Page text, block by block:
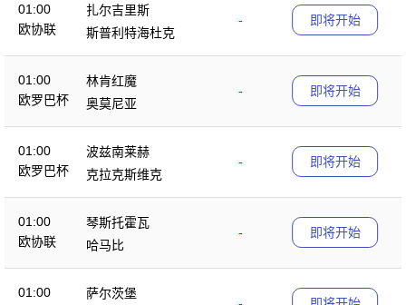
01:00
欧协联
扎尔吉里斯
-
斯普利特海杜克
即将开始
01:00
欧罗巴杯
林肯红魔
-
奥莫尼亚
即将开始
01:00
欧罗巴杯
波兹南莱赫
-
克拉克斯维克
即将开始
01:00
欧协联
琴斯托霍瓦
-
哈马比
即将开始
01:00
萨尔茨堡